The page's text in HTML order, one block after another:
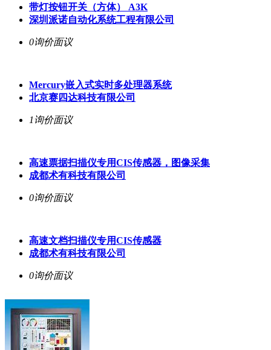
带灯按钮开关（方体） A3K
深圳派诺自动化系统工程有限公司
0询价面议
Mercury嵌入式实时多处理器系统
北京赛四达科技有限公司
1询价面议
高速票据扫描仪专用CIS传感器，图像采集
成都术有科技有限公司
0询价面议
高速文档扫描仪专用CIS传感器
成都术有科技有限公司
0询价面议